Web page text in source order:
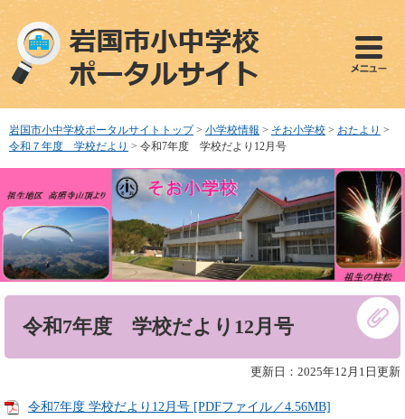
ペ
で
す
メ
ば
し
文
へ
岩国市小中学校ポータルサイトトップ > 小学校情報 > そお小学校 > おたより >
令和７年度 学校だより > 令和7年度 学校だより12月号
令和7年度 学校だより12月号
更新日：2025年12月1日更新
令和7年度 学校だより12月号 [PDFファイル／4.56MB]